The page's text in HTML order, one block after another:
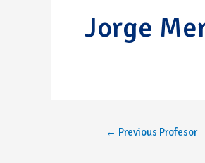
Jorge
← Previous Profesor